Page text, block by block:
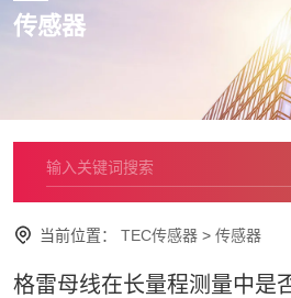
传感器
当前位置： TEC传感器 > 传感器
格雷母线在长量程测量中是